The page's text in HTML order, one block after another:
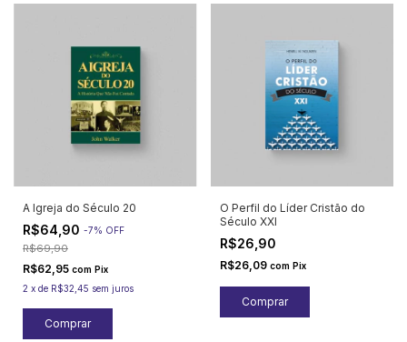
A Igreja do Século 20
R$64,90 -7% OFF
R$69,90
R$62,95 com Pix
2 x de R$32,45 sem juros
O Perfil do Líder Cristão do
Século XXI
R$26,90
R$26,09 com Pix